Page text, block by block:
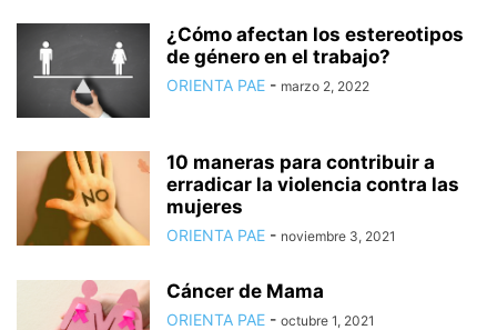
¿Cómo afectan los estereotipos
de género en el trabajo?
ORIENTA PAE - marzo 2, 2022
10 maneras para contribuir a
erradicar la violencia contra las
mujeres
ORIENTA PAE - noviembre 3, 2021
Cáncer de Mama
ORIENTA PAE - octubre 1, 2021